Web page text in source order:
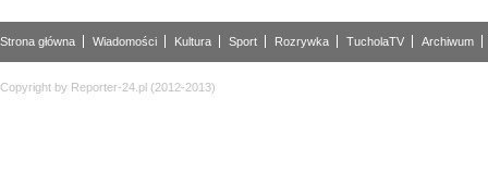
Strona główna Wiadomości Kultura Sport Rozrywka TucholaTV Archiwum
Copyright by Reporter-24.pl (2012-2013)